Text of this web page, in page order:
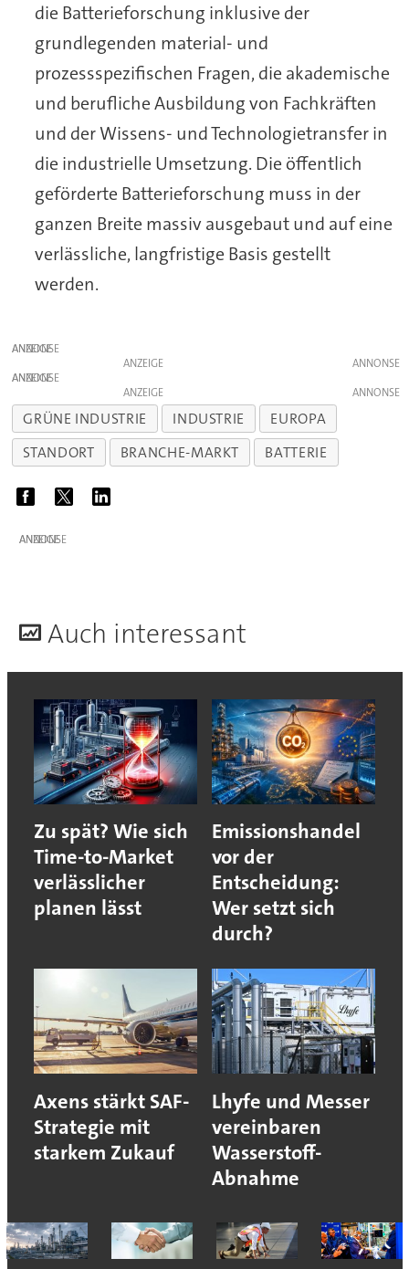
die Batterieforschung inklusive der
grundlegenden material- und
prozessspezifischen Fragen, die akademische
und berufliche Ausbildung von Fachkräften
und der Wissens- und Technologietransfer in
die industrielle Umsetzung. Die öffentlich
geförderte Batterieforschung muss in der
ganzen Breite massiv ausgebaut und auf eine
verlässliche, langfristige Basis gestellt
werden.
ANZEIGE
ANZEIGE
ANZEIGE
ANZEIGE
GRÜNE INDUSTRIE INDUSTRIE
EUROPA
STANDORT
BRANCHE-MARKT BATTERIE
ANZEIGE
Auch interessant
Zu spät? Wie sich
Time-to-Market
verlässlicher
planen lässt
Emissionshandel
vor der
Entscheidung:
Wer setzt sich
durch?
Axens stärkt SAF-
Strategie mit
starkem Zukauf
Lhyfe und Messer
vereinbaren
Wasserstoff-
Abnahme